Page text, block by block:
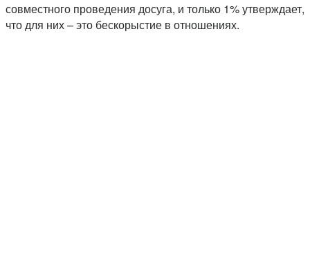
совместного проведения досуга, и только 1% утверждает,
что для них – это бескорыстие в отношениях.